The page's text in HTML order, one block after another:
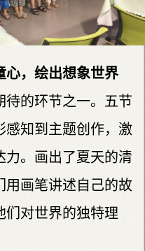
心，绘出想象世界
待的环节之一。五节
感知到主题创作，激
力。画出了夏天的清
用画笔讲述自己的故
们对世界的独特理